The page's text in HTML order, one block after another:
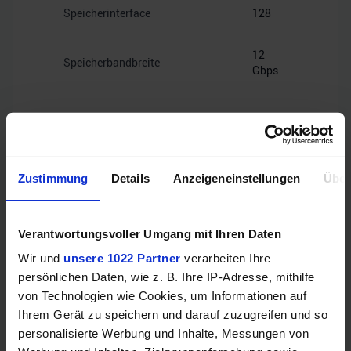
Zustimmung Details Anzeigeneinstellungen
Verantwortungsvoller Umgang mit Ihren Daten
Wir und unsere 1022 Partner verarbeiten Ihre
persönlichen Daten, wie z. B. Ihre IP-Adresse, mithilfe
von Technologien wie Cookies, um Informationen auf
Ihrem Gerät zu speichern und darauf zuzugreifen und so
personalisierte Werbung und Inhalte, Messungen von
Speicherinterface 128
Speicherbandbreite
12
Gbps
Videoanschlüsse
HDMI –
DisplayPort
4x Mini
DisplayPort
1.4a